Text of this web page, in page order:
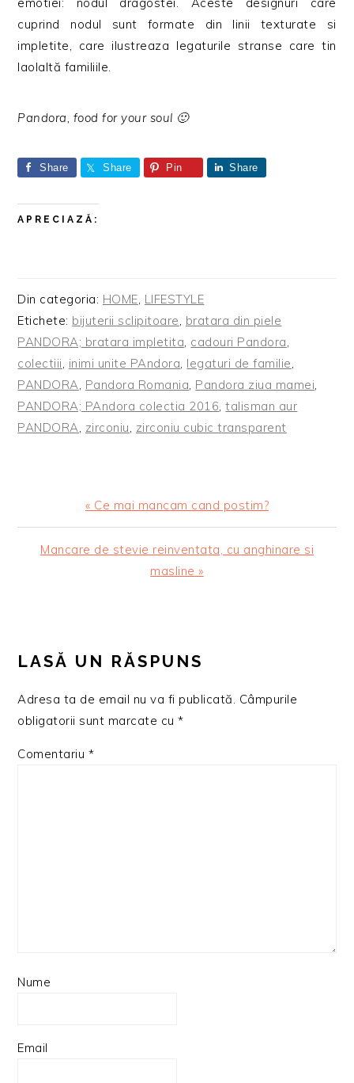
cuprind nodul sunt formate din linii texturate si
impletite, care ilustreaza legaturile stranse care tin
laolaltă familiile.
Pandora, food for your soul 🙂
Share Share Pin Share
APRECIAZĂ:
Din categoria: HOME, LIFESTYLE
Etichete: bijuterii sclipitoare, bratara din piele
PANDORA; bratara impletita, cadouri Pandora,
colectiii, inimi unite PAndora, legaturi de familie,
PANDORA, Pandora Romania, Pandora ziua mamei,
PANDORA; PAndora colectia 2016,talisman aur
PANDORA, zirconiu, zirconiu cubic transparent
Articol
anterior:
« Ce mai mancam cand postim?
Articolul
Mancare de stevie reinventata, cu anghinare si
masline »
INTERACTIONS
LASĂ UN RĂSPUNS
Adresa ta de email nu va fi publicată. Câmpurile
obligatorii sunt marcate cu*
Comentariu *
Nume
Email